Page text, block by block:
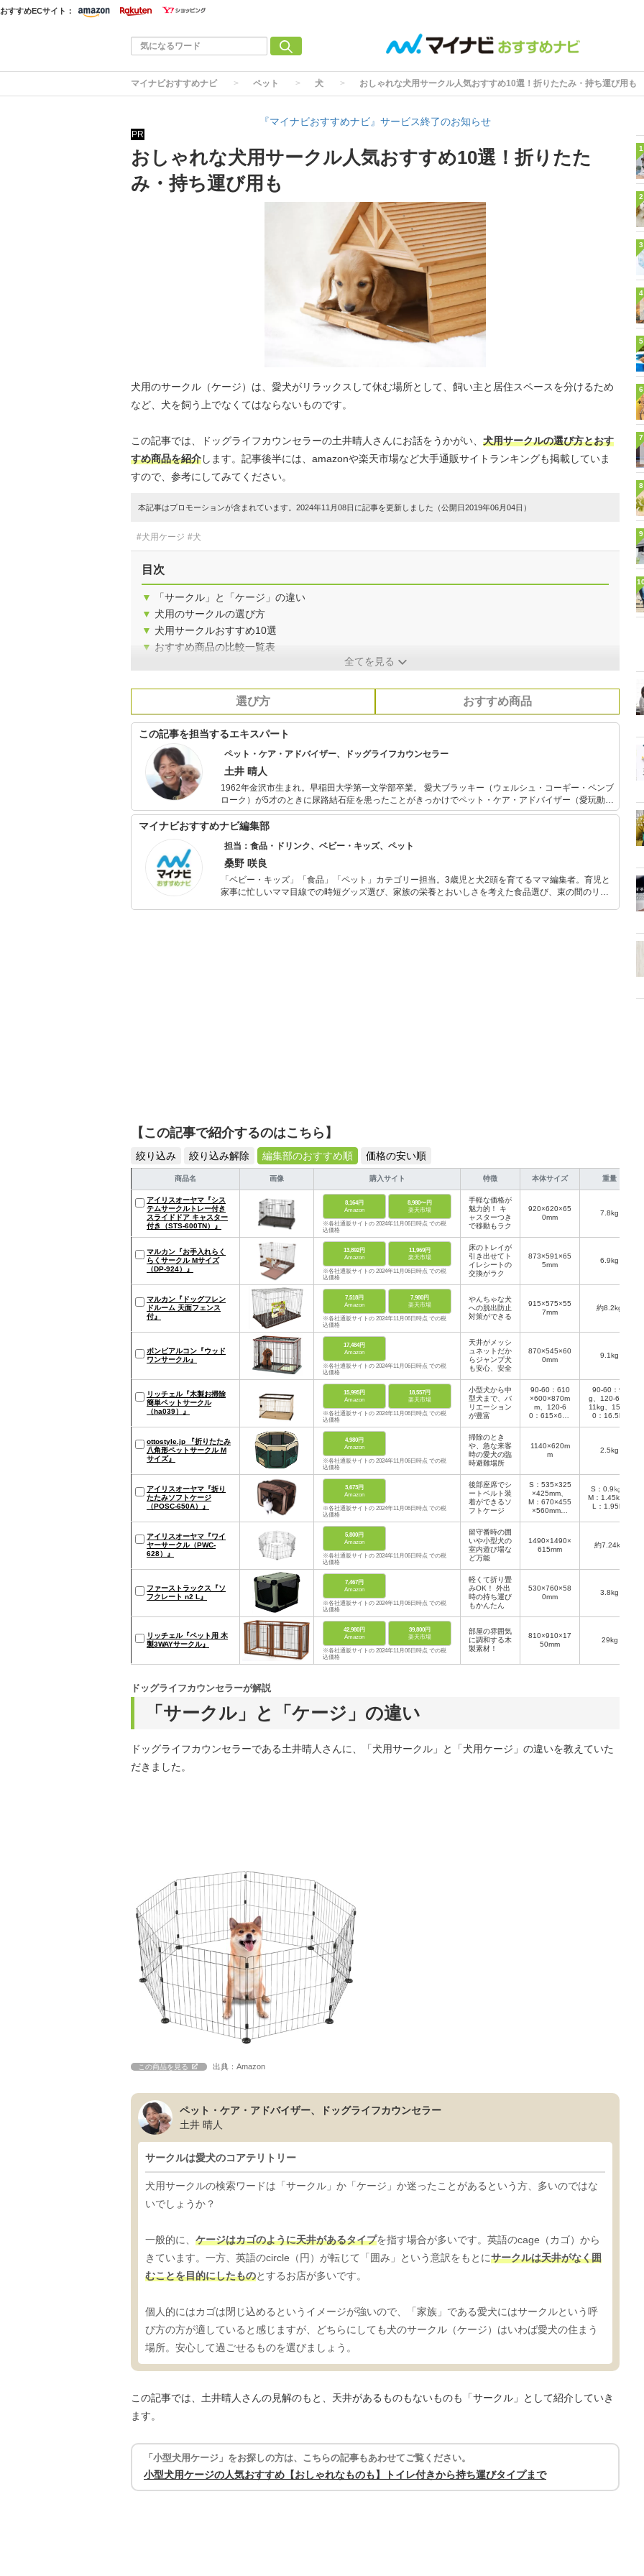
おすすめECサイト：
マイナビおすすめナビ ペット 犬 おしゃれな犬用サークル人気おすすめ10選！折りたたみ・持ち運び用も
『マイナビおすすめナビ』サービス終了のお知らせ
PR
おしゃれな犬用サークル人気おすすめ10選！折りたた
み・持ち運び用も
犬用のサークル（ケージ）は、愛犬がリラックスして休む場所として、飼い主と居住スペースを分けるため
など、犬を飼う上でなくてはならないものです。
この記事では、ドッグライフカウンセラーの土井晴人さんにお話をうかがい、 犬用サークルの選び方とおす
すめ商品を紹介します。記事後半には、amazonや楽天市場など大手通販サイトランキングも掲載していま
すので、参考にしてみてください。
本記事はプロモーションが含まれています。2024年11月08日に記事を更新しました（公開日2019年06月04日）
#犬用ケージ #犬
目次
▼
「サークル」と「ケージ」の違い
▼ 犬用のサークルの選び方
▼ 犬用サークルおすすめ10選
▼ おすすめ商品の比較一覧表
全てを見る
選び方 おすすめ商品
この記事を担当するエキスパート
ペット・ケア・アドバイザー、ドッグライフカウンセラー
土井 晴人
1962年金沢市生まれ。早稲田大学第一文学部卒業。 愛犬ブラッキー（ウェルシュ・コーギー・ペンブ
ローク）が5才のときに尿路結石症を患ったことがきっかけでペット・ケア・アドバイザー（愛玩動物
飼養管理士）１級資格を取得（2000年）。 コラムやラジオでのペット・ケア・アドバイスのほか、駒
澤大学総合教育研究部日本文化部門で「非言語コミュニケーション」の非常勤講師（授業終了）を務
が12才のとき変形性脊椎症にかかり下半身不随状態に。 その後、2年半の完全介護生活を送り犬の介
護の厳しさを経験（2007年 永眠）。 2010年よりトイ・プードルの小夏と暮らす。 2014年、ドッグラ
イフカウンセラーの資格を取得。 犬のしつけは犬を自分に服従させたり制御して調教するのではな
く、犬の意識を育てて考えるチカラを身につけさせることが大切と痛感。 座右の銘は「意識が変われ
ば 景色が変わる」
マイナビおすすめナビ編集部
担当：食品・ドリンク、ベビー・キッズ、ペット
桑野 咲良
「ベビー・キッズ」「食品」「ペット」カテゴリー担当。3歳児と犬2頭を育てるママ編集者。育児と
家事に忙しいママ目線での時短グッズ選び、家族の栄養とおいしさを考えた食品選び、束の間のリラ
【この記事で紹介するのはこちら】
絞り込み 絞り込み解除 編集部のおすすめ順 価格の安い順
商品名 画像 購入サイト 特徴 本体サイズ 重量
アイリスオーヤマ『シス
テムサークルトレー付き
スライドドア キャスター
付き（STS-600TN）』
8,164円
Amazon
8,980〜円
楽天市場
※各社通販サイトの 2024年11月06日時点 での税
込価格
手軽な価格が
魅力的！ キ
ャスターつき
で移動もラク
920×620×65
0mm
7.8kg
マルカン『お手入れらく
らくサークル Mサイズ
（DP-924）』
13,892円
Amazon
11,969円
楽天市場
※各社通販サイトの 2024年11月06日時点 での税
込価格
床のトレイが
引き出せてト
イレシートの
交換がラク
873×591×65
5mm
6.9kg
マルカン『ドッグフレン
ドルーム 天面フェンス
付』
7,518円
Amazon
7,980円
楽天市場
※各社通販サイトの 2024年11月06日時点 での税
込価格
やんちゃな犬
への脱出防止
対策ができる
915×575×55
7mm
約8.2kg
ボンビアルコン『ウッド
ワンサークル』
17,484円
Amazon
※各社通販サイトの 2024年11月06日時点 での税
込価格
天井がメッシ
ュネットだか
らジャンプ犬
も安心、安全
870×545×60
0mm
9.1kg
リッチェル『木製お掃除
簡単ペットサークル
（ha039）』
15,995円
Amazon
18,557円
楽天市場
※各社通販サイトの 2024年11月06日時点 での税
込価格
小型犬から中
型犬まで、バ
リエーション
が豊富
90-60：610
×600×870m
m、120-6
0：615×600
90-60：9k
g、120-60：
11kg、150-8
0：16.5kg
ottostyle.jp 『折りたたみ
八角形ペットサークル M
サイズ』
4,980円
Amazon
※各社通販サイトの 2024年11月06日時点 での税
込価格
掃除のとき
や、急な来客
時の愛犬の臨
時避難場所
1140×620m
m
2.5kg
アイリスオーヤマ『折り
たたみソフトケージ
（POSC-650A）』
3,673円
Amazon
※各社通販サイトの 2024年11月06日時点 での税
込価格
後部座席でシ
ートベルト装
着ができるソ
フトケージ
S：535×325
×425mm、
M：670×455
×560mm、
S：0.9㎏、
M：1.45kg、
L：1.95kg
アイリスオーヤマ『ワイ
ヤーサークル（PWC-
628）』
5,800円
Amazon
※各社通販サイトの 2024年11月06日時点 での税
込価格
留守番時の囲
いや小型犬の
室内遊び場な
ど万能
1490×1490×
615mm
約7.24kg
ファーストラックス『ソ
フクレート n2 L』
7,467円
Amazon
※各社通販サイトの 2024年11月06日時点 での税
込価格
軽くて折り畳
みOK！ 外出
時の持ち運び
もかんたん
530×760×58
0mm
3.8kg
リッチェル『ペット用 木
製3WAYサークル』
42,980円
Amazon
39,800円
楽天市場
※各社通販サイトの 2024年11月06日時点 での税
込価格
部屋の雰囲気
に調和する木
製素材！
810×910×17
50mm
29kg
「サークル」と「ケージ」の違い
ドッグライフカウンセラーが解説
ドッグライフカウンセラーである土井晴人さんに、「犬用サークル」と「犬用ケージ」の違いを教えていた
だきました。
この商品を見る 出典：Amazon
ペット・ケア・アドバイザー、ドッグライフカウンセラー
土井 晴人
サークルは愛犬のコアテリトリー
犬用サークルの検索ワードは「サークル」か「ケージ」か迷ったことがあるという方、多いのではな
いでしょうか？
一般的に、 ケージはカゴのように天井があるタイプを指す場合が多いです。英語のcage（カゴ）から
きています。一方、英語のcircle（円）が転じて「囲み」という意訳をもとにサークルは天井がなく囲
むことを目的にしたものとするお店が多いです。
個人的にはカゴは閉じ込めるというイメージが強いので、「家族」である愛犬にはサークルという呼
び方の方が適していると感じますが、どちらにしても犬のサークル（ケージ）はいわば愛犬の住まう
場所。安心して過ごせるものを選びましょう。
この記事では、土井晴人さんの見解のもと、天井があるものもないものも「サークル」として紹介していき
ます。
「小型犬用ケージ」をお探しの方は、こちらの記事もあわせてご覧ください。
小型犬用ケージの人気おすすめ【おしゃれなものも】トイレ付きから持ち運びタイプまで
1
2
3
4
5
6
7
8
9